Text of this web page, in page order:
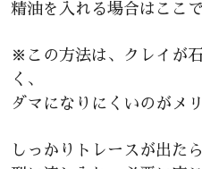
精油を入れる場合はここ
※この方法は、クレイが
く、
ダマになりにくいのがメ
しっかりトレースが出たら